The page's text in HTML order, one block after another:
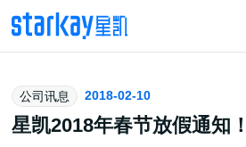
头部潮玩
技术服务商
公司讯息 2018-02-10
星凯2018年春节放假通知！